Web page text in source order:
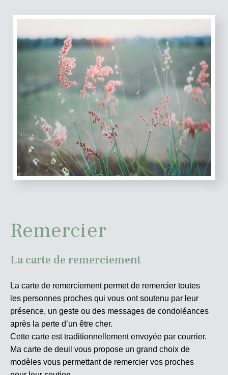
Remercier
La carte de remerciement
La carte de remerciement permet de remercier toutes
les personnes proches qui vous ont soutenu par leur
présence, un geste ou des messages de condoléances
après la perte d’un être cher.
Cette carte est traditionnellement envoyée par courrier.
Ma carte de deuil vous propose un grand choix de
modèles vous permettant de remercier vos proches